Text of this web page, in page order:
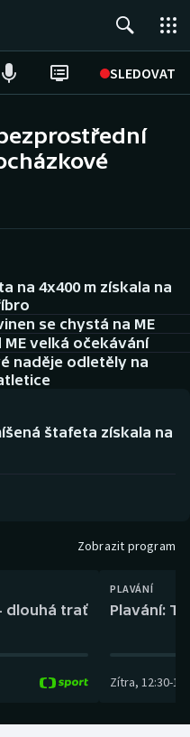
SLEDOVAT
na 4x400 m získala na
se chystá na ME
ME velká očekávání
naděje odletěly na
štafeta získala na
Zobrazit program
dlouhá trať
PLAVÁNÍ
Plavání:
Zítra, 12:30-